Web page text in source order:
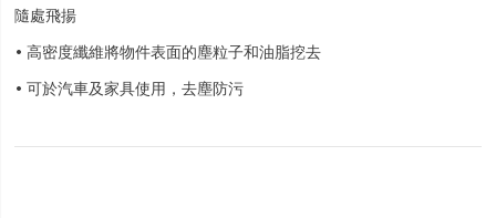
隨處飛揚
• 高密度纖維將物件表面的塵粒子和油脂挖去
• 可於汽車及家具使用，去塵防污